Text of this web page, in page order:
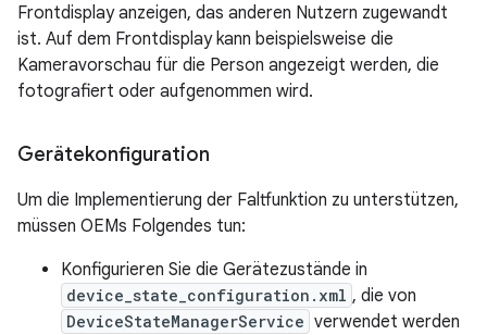
Frontdisplay anzeigen, das anderen Nutzern zugewandt
ist. Auf dem Frontdisplay kann beispielsweise die
Kameravorschau für die Person angezeigt werden, die
fotografiert oder aufgenommen wird.
Gerätekonfiguration
Um die Implementierung der Faltfunktion zu unterstützen,
müssen OEMs Folgendes tun:
Konfigurieren Sie die Gerätezustände in
device_state_configuration.xml , die von
DeviceStateManagerService verwendet werden